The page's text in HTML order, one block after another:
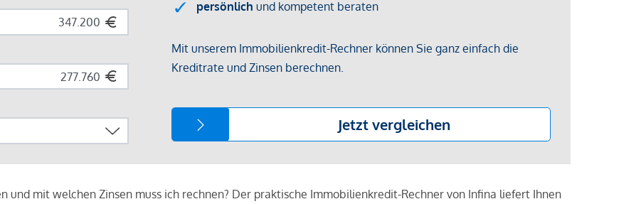
und mit welchen Zinsen muss ich rechnen? Der praktische Immobilienkredit-Rechner von Infina liefert Ihnen